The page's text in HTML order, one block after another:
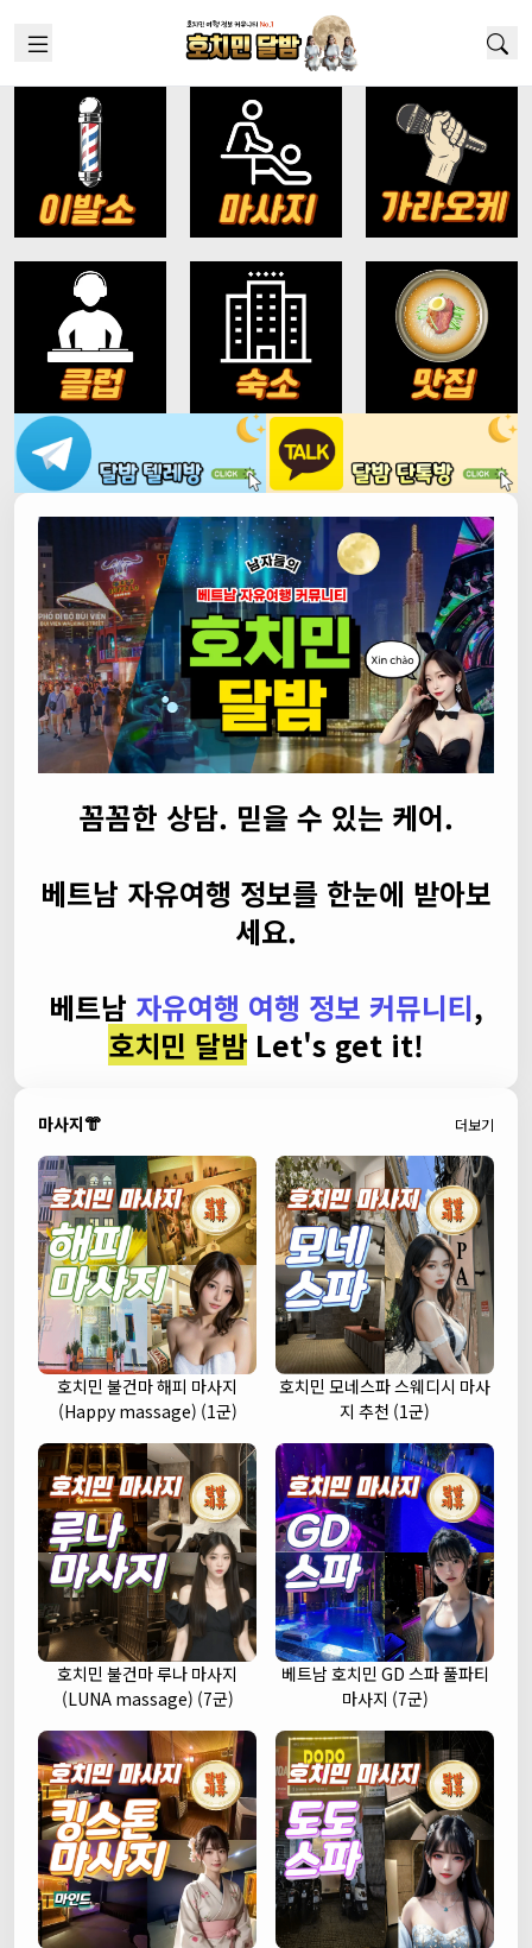
꼼꼼한 상담. 믿을 수 있는 케어.
베트남 자유여행 정보를 한눈에 받아보
세요.
베트남 자유여행 여행 정보 커뮤니티,
호치민 달밤 Let's get it!
마사지👘 더보기
호치민 불건마 해피 마사지
(Happy massage) (1군)
호치민 모네스파 스웨디시 마사
지 추천 (1군)
호치민 불건마 루나 마사지
(LUNA massage) (7군)
베트남 호치민 GD 스파 풀파티
마사지 (7군)